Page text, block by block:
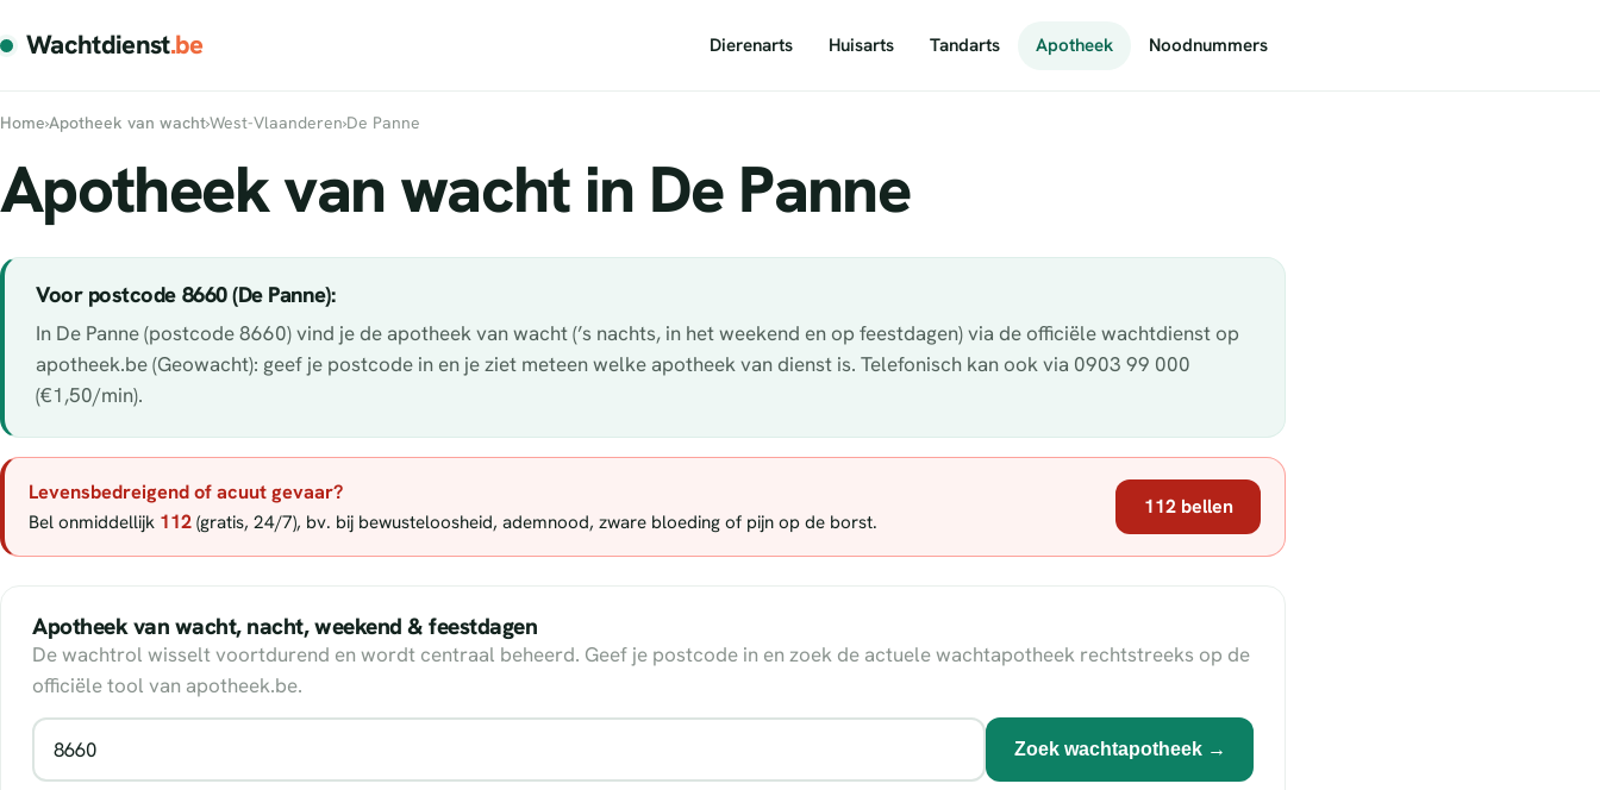
Wachtdienst.be Dierenarts Huisarts Tandarts Apotheek Noodnummers
Home›Apotheek van wacht›West-Vlaanderen›De Panne
Apotheek van wacht in De Panne
Voor postcode 8660 (De Panne):
In De Panne (postcode 8660) vind je de apotheek van wacht (’s nachts, in het weekend en op feestdagen) via de officiële wachtdienst op
apotheek.be (Geowacht): geef je postcode in en je ziet meteen welke apotheek van dienst is. Telefonisch kan ook via 0903 99 000
(€1,50/min).
Levensbedreigend of acuut gevaar?
Bel onmiddellijk 112 (gratis, 24/7), bv. bij bewusteloosheid, ademnood, zware bloeding of pijn op de borst.
112 bellen
Apotheek van wacht, nacht, weekend & feestdagen
De wachtrol wisselt voortdurend en wordt centraal beheerd. Geef je postcode in en zoek de actuele wachtapotheek rechtstreeks op de
officiële tool van apotheek.be.
Zoek wachtapotheek →